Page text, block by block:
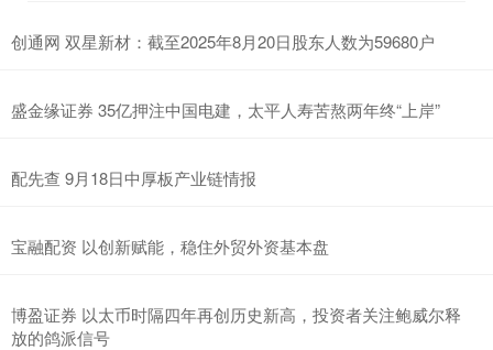
创通网 双星新材：截至2025年8月20日股东人数为59680户
盛金缘证券 35亿押注中国电建，太平人寿苦熬两年终“上岸”
配先查 9月18日中厚板产业链情报
宝融配资 以创新赋能，稳住外贸外资基本盘
博盈证券 以太币时隔四年再创历史新高，投资者关注鲍威尔释
放的鸽派信号